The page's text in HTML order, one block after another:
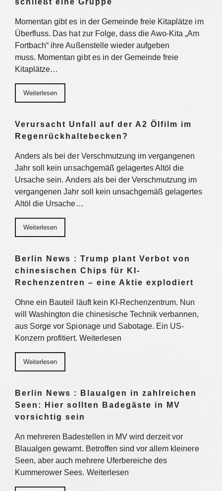
schließt eine Gruppe
Momentan gibt es in der Gemeinde freie Kitaplätze im
Überfluss. Das hat zur Folge, dass die Awo-Kita „Am
Fortbach“ ihre Außenstelle wieder aufgeben
muss. Momentan gibt es in der Gemeinde freie
Kitaplätze…
Weiterlesen
Verursacht Unfall auf der A2 Ölfilm im
Regenrückhaltebecken?
Anders als bei der Verschmutzung im vergangenen
Jahr soll kein unsachgemäß gelagertes Altöl die
Ursache sein. Anders als bei der Verschmutzung im
vergangenen Jahr soll kein unsachgemäß gelagertes
Altöl die Ursache…
Weiterlesen
Berlin News : Trump plant Verbot von
chinesischen Chips für KI-
Rechenzentren – eine Aktie explodiert
Ohne ein Bauteil läuft kein KI-Rechenzentrum. Nun
will Washington die chinesische Technik verbannen,
aus Sorge vor Spionage und Sabotage. Ein US-
Konzern profitiert. Weiterlesen
Weiterlesen
Berlin News : Blaualgen in zahlreichen
Seen: Hier sollten Badegäste in MV
vorsichtig sein
An mehreren Badestellen in MV wird derzeit vor
Blaualgen gewarnt. Betroffen sind vor allem kleinere
Seen, aber auch mehrere Uferbereiche des
Kummerower Sees. Weiterlesen